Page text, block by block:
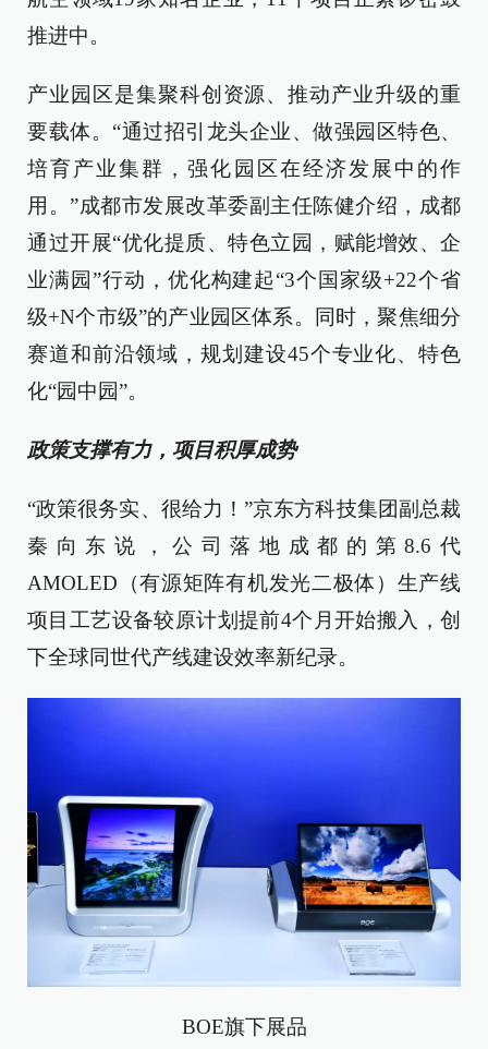
推进中。
产业园区是集聚科创资源、推动产业升级的重
要载体。“通过招引龙头企业、做强园区特色、
培育产业集群，强化园区在经济发展中的作
用。”成都市发展改革委副主任陈健介绍，成都
通过开展“优化提质、特色立园，赋能增效、企
业满园”行动，优化构建起“3个国家级+22个省
级+N个市级”的产业园区体系。同时，聚焦细分
赛道和前沿领域，规划建设45个专业化、特色
化“园中园”。
政策支撑有力，项目积厚成势
“政策很务实、很给力！”京东方科技集团副总裁
秦向东说，公司落地成都的第8.6代
AMOLED（有源矩阵有机发光二极体）生产线
项目工艺设备较原计划提前4个月开始搬入，创
下全球同世代产线建设效率新纪录。
BOE旗下展品